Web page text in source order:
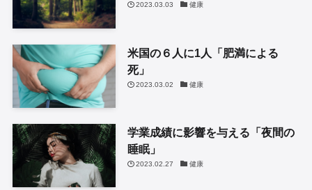
2023.03.03 健康
米国の６人に1人「肥満による
死」
2023.03.02 健康
学業成績に影響を与える「夜間の
睡眠」
2023.02.27 健康